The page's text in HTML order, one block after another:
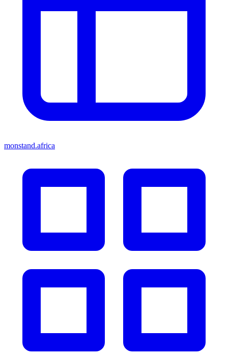
monstand.africa